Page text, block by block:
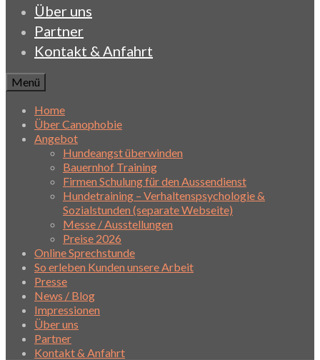
Über uns
Partner
Kontakt & Anfahrt
Menü
Home
Über Canophobie
Angebot
Hundeangst überwinden
Bauernhof Training
Firmen Schulung für den Aussendienst
Hundetraining – Verhaltenspsychologie &
Sozialstunden (separate Webseite)
Messe / Ausstellungen
Preise 2026
Online Sprechstunde
So erleben Kunden unsere Arbeit
Presse
News / Blog
Impressionen
Über uns
Partner
Kontakt & Anfahrt